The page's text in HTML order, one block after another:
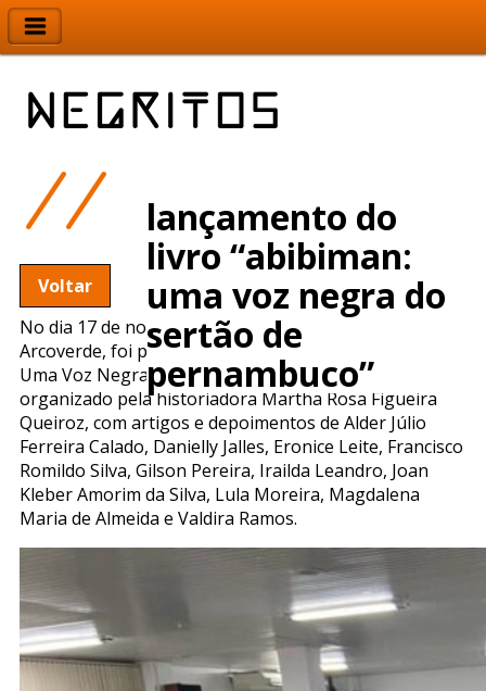
lançamento do
livro “abibiman:
uma voz negra do
sertão de
pernambuco”
Voltar
No dia 17 de novembro, o auditório da AESA, em
Arcoverde, foi palco do lançamento do livro “Abibiman:
Uma Voz Negra do Sertão de Pernambuco”. Livro
organizado pela historiadora Martha Rosa Figueira
Queiroz, com artigos e depoimentos de Alder Júlio
Ferreira Calado, Danielly Jalles, Eronice Leite, Francisco
Romildo Silva, Gilson Pereira, Irailda Leandro, Joan
Kleber Amorim da Silva, Lula Moreira, Magdalena
Maria de Almeida e Valdira Ramos.